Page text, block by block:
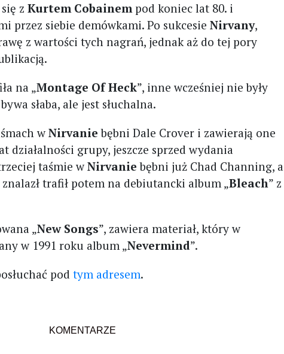
się zKurtem Cobainempod koniec lat 80. i
przez siebie demówkami. Po sukcesieNirvany,
z wartości tych nagrań, jednak aż do tej pory
na „Montage Of Heck”, inne wcześniej nie były
słaba, ale jest słuchalna.
wNirvanie bębni Dale Crover i zawierają one
działalności grupy, jeszcze sprzed wydania
taśmie wNirvanie bębni już Chad Channing, a
trafił potem na debiutancki album „Bleach” z
„New Songs”, zawiera materiał, który w
w 1991 roku album „Nevermind”.
podtym adresem.
KOMENTARZE